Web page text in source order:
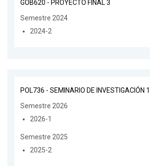
GOB620 - PROYECTO FINAL 3
Semestre 2024
2024-2
POL736 - SEMINARIO DE INVESTIGACIÓN 1
Semestre 2026
2026-1
Semestre 2025
2025-2